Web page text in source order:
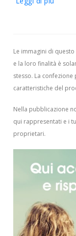
Le immagini di
e la loro finalità è
stesso. La
caratteristiche del
Nella pubblicazione
qui rappresentati e i
proprietari.